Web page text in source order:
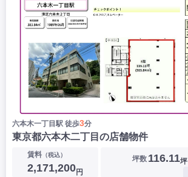
六本木一丁目駅 徒歩3分
東京都六本木二丁目の店舗物件
賃料 （税込）
2,171,200円
坪数 116.11坪